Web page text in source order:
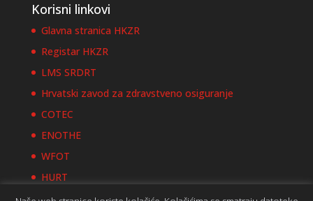
Korisni linkovi
Glavna stranica HKZR
Registar HKZR
LMS SRDRT
Hrvatski zavod za zdravstveno osiguranje
COTEC
ENOTHE
WFOT
HURT